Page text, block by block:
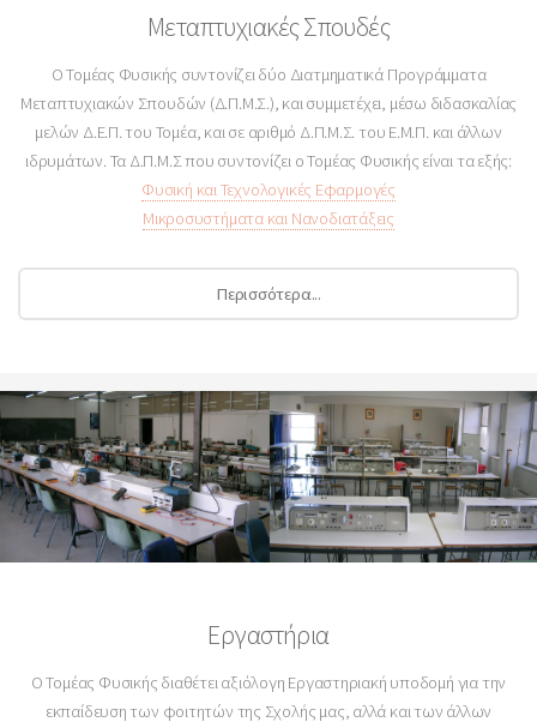
Μεταπτυχιακές Σπουδές
Ο Τομέας Φυσικής συντονίζει δύο Διατμηματικά Προγράμματα
Μεταπτυχιακών Σπουδών (Δ.Π.Μ.Σ.), και συμμετέχει, μέσω διδασκαλίας
μελών Δ.Ε.Π. του Τομέα, και σε αριθμό Δ.Π.Μ.Σ. του Ε.Μ.Π. και άλλων
ιδρυμάτων. Τα Δ.Π.Μ.Σ που συντονίζει ο Τομέας Φυσικής είναι τα εξής:
Φυσική και Τεχνολογικές Εφαρμογές
Μικροσυστήματα και Νανοδιατάξεις
Περισσότερα...
Εργαστήρια
O Τομέας Φυσικής διαθέτει αξιόλογη Εργαστηριακή υποδομή για την
εκπαίδευση των φοιτητών της Σχολής μας, αλλά και των άλλων